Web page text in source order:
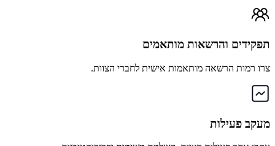
תפקידים והרשאות מותאמים
צרו רמות הרשאה מותאמות אישית לחברי הצוות.
מעקב פעילות